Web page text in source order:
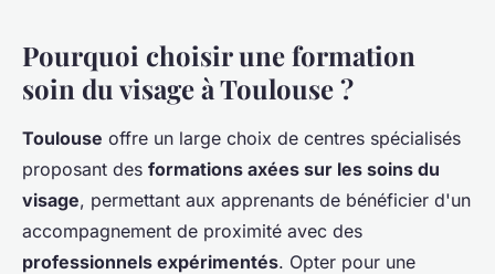
Pourquoi choisir une formation
soin du visage à Toulouse ?
Toulouse offre un large choix de centres spécialisés
proposant des formations axées sur les soins du
visage, permettant aux apprenants de bénéficier d'un
accompagnement de proximité avec des
professionnels expérimentés. Opter pour une